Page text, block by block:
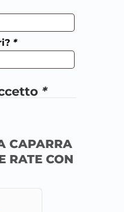
*
*
CAPARRA
RATE CON